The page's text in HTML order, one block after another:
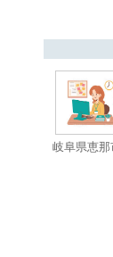
岐阜県恵